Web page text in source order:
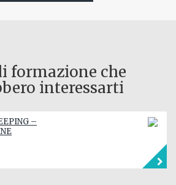
formazione che
interessarti
–